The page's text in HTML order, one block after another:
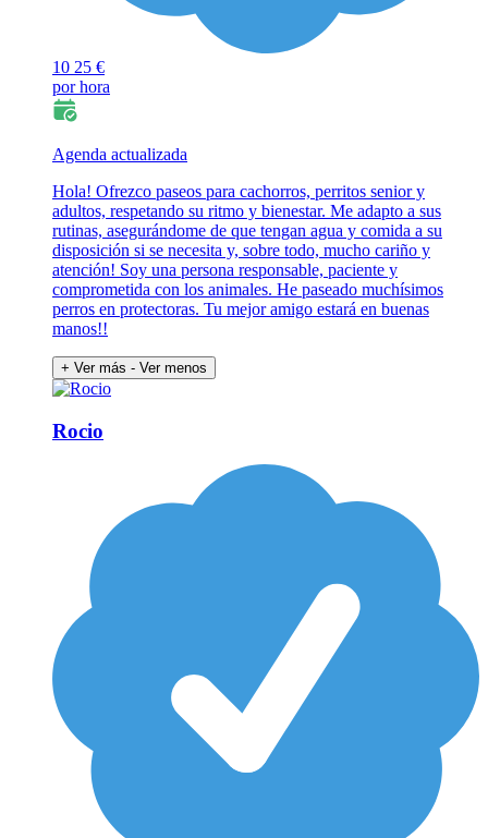
10 25 €
por hora
Agenda actualizada
Hola! Ofrezco paseos para cachorros, perritos senior y
adultos, respetando su ritmo y bienestar. Me adapto a sus
rutinas, asegurándome de que tengan agua y comida a su
disposición si se necesita y, sobre todo, mucho cariño y
atención! Soy una persona responsable, paciente y
comprometida con los animales. He paseado muchísimos
perros en protectoras. Tu mejor amigo estará en buenas
manos!!
+ Ver más - Ver menos
Rocio